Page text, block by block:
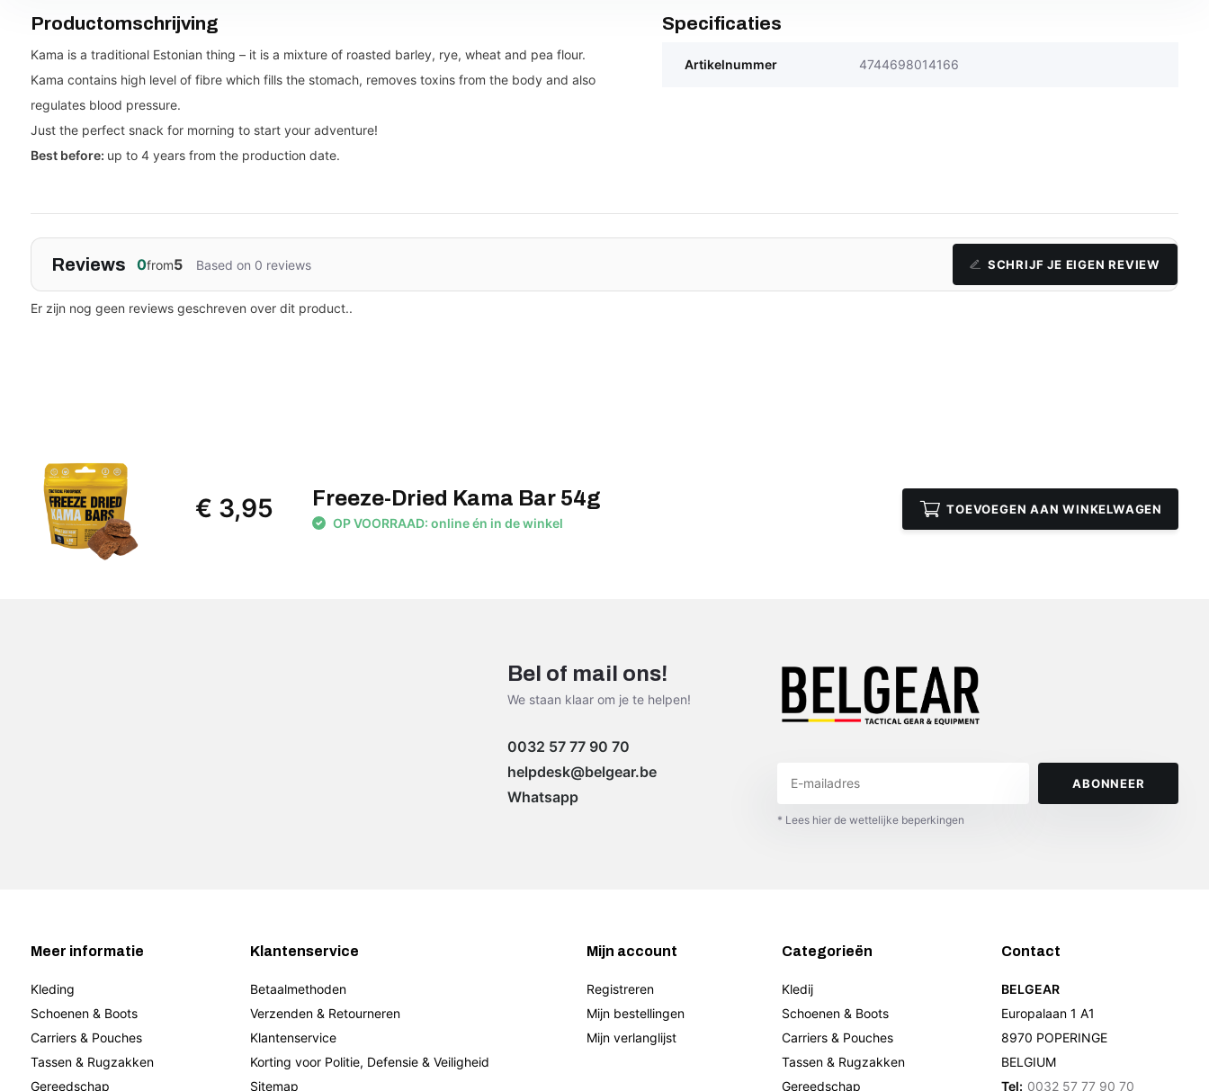
Productomschrijving
Kama is a traditional Estonian thing – it is a mixture of roasted barley, rye, wheat and pea flour.
Kama contains high level of fibre which fills the stomach, removes toxins from the body and also
regulates blood pressure.
Just the perfect snack for morning to start your adventure!
Best before: up to 4 years from the production date.
Specificaties
Artikelnummer 4744698014166
Reviews 0from5 Based on 0 reviews SCHRIJF JE EIGEN REVIEW
Er zijn nog geen reviews geschreven over dit product..
€ 3,95 Freeze-Dried Kama Bar 54g
OP VOORRAAD: online én in de winkel
TOEVOEGEN AAN WINKELWAGEN
Bel of mail ons!
We staan klaar om je te helpen!
0032 57 77 90 70
helpdesk@belgear.be
Whatsapp
ABONNEER
* Lees hier de wettelijke beperkingen
Meer informatie
Kleding
Schoenen & Boots
Carriers & Pouches
Tassen & Rugzakken
Gereedschap
Klantenservice
Betaalmethoden
Verzenden & Retourneren
Klantenservice
Korting voor Politie, Defensie & Veiligheid
Sitemap
Mijn account
Registreren
Mijn bestellingen
Mijn verlanglijst
Categorieën
Kledij
Schoenen & Boots
Carriers & Pouches
Tassen & Rugzakken
Gereedschap
Contact
BELGEAR
Europalaan 1 A1
8970 POPERINGE
BELGIUM
Tel: 0032 57 77 90 70